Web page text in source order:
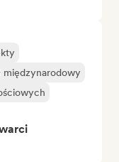
międzynarodowy